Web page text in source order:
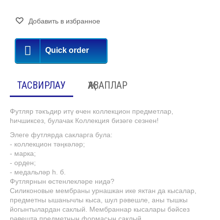
Добавить в избранное
Quick order
ТАСВИРЛАУ ҖАВАПЛАР
Футляр тәкъдир итү өчен коллекцион предметлар,
һичшиксез, булачак Коллекция бизәге сезнен!
Элеге футлярда сакларга була:
- коллекцион тәңкәләр;
- марка;
- орден;
- медальләр һ. б.
Футлярнын өстенлекләре нидә?
Силиконовые мембраны урнашкан ике яктан да кысалар,
предметны ышанычлы кыса, шул рәвешле, аны тышкы
йогынтылардан саклый. Мембраннар кысалары бәйсез